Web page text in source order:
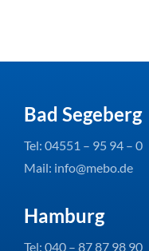
Bad Segeberg
Tel: 04551 – 95 94 – 0
Mail: info@mebo.de
Hamburg
Tel: 040 – 87 87 98 90